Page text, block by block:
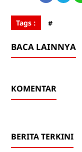
Tags : #
BACA LAINNYA
KOMENTAR
BERITA TERKINI